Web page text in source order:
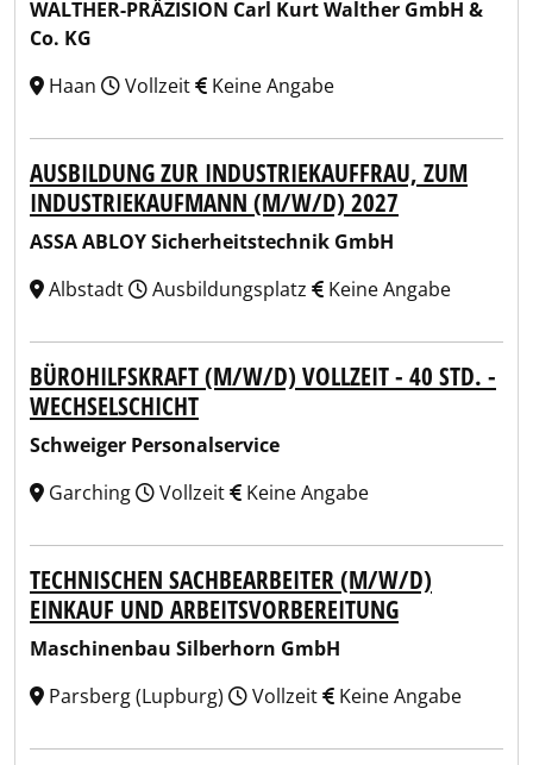
WALTHER-PRÄZISION Carl Kurt Walther GmbH &
Co. KG
Haan
Vollzeit Keine Angabe
AUSBILDUNG ZUR INDUSTRIEKAUFFRAU, ZUM
INDUSTRIEKAUFMANN (M/W/D) 2027
ASSA ABLOY Sicherheitstechnik GmbH
Albstadt
Ausbildungsplatz Keine Angabe
BÜROHILFSKRAFT (M/W/D) VOLLZEIT - 40 STD. -
WECHSELSCHICHT
Schweiger Personalservice
Garching
Vollzeit Keine Angabe
TECHNISCHEN SACHBEARBEITER (M/W/D)
EINKAUF UND ARBEITSVORBEREITUNG
Maschinenbau Silberhorn GmbH
Parsberg (Lupburg)
Vollzeit Keine Angabe